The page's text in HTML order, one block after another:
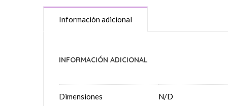
Información adicional
INFORMACIÓN ADICIONAL
Dimensiones N/D